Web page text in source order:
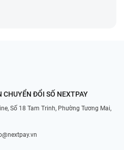
ĐỔI SỐ NEXTPAY
Số 18 Tam Trinh, Phường Tương Mai,